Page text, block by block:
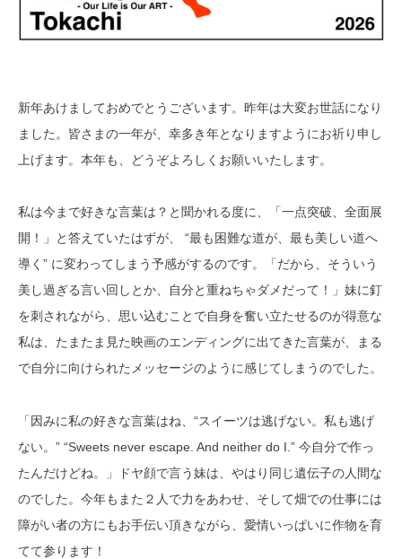
新年あけましておめでとうございます。昨年は大変お世話になり
ました。皆さまの一年が、幸多き年となりますようにお祈り申し
上げます。本年も、どうぞよろしくお願いいたします。
私は今まで好きな言葉は？と聞かれる度に、「一点突破、全面展
開！」と答えていたはずが、 “最も困難な道が、最も美しい道へ
導く” に変わってしまう予感がするのです。「だから、そういう
美し過ぎる言い回しとか、自分と重ねちゃダメだって！」妹に釘
を刺されながら、思い込むことで自身を奮い立たせるのが得意な
私は、たまたま見た映画のエンディングに出てきた言葉が、まる
で自分に向けられたメッセージのように感じてしまうのでした。
「因みに私の好きな言葉はね、“スイーツは逃げない。私も逃げ
ない。” “Sweets never escape. And neither do I.” 今自分で作っ
たんだけどね。」ドヤ顔で言う妹は、やはり同じ遺伝子の人間な
のでした。今年もまた２人で力をあわせ、そして畑での仕事には
障がい者の方にもお手伝い頂きながら、愛情いっぱいに作物を育
てて参ります！